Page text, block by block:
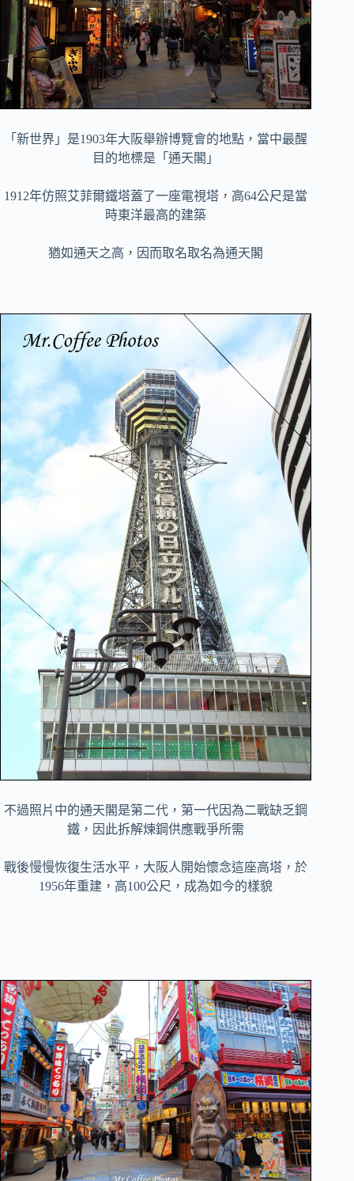
「新世界」是1903年大阪舉辦博覽會的地點，當中最醒
目的地標是「通天閣」
1912年仿照艾菲爾鐵塔蓋了一座電視塔，高64公尺是當
時東洋最高的建築
猶如通天之高，因而取名取名為通天閣
不過照片中的通天閣是第二代，第一代因為二戰缺乏鋼
鐵，因此拆解煉鋼供應戰爭所需
戰後慢慢恢復生活水平，大阪人開始懷念這座高塔，於
1956年重建，高100公尺，成為如今的樣貌